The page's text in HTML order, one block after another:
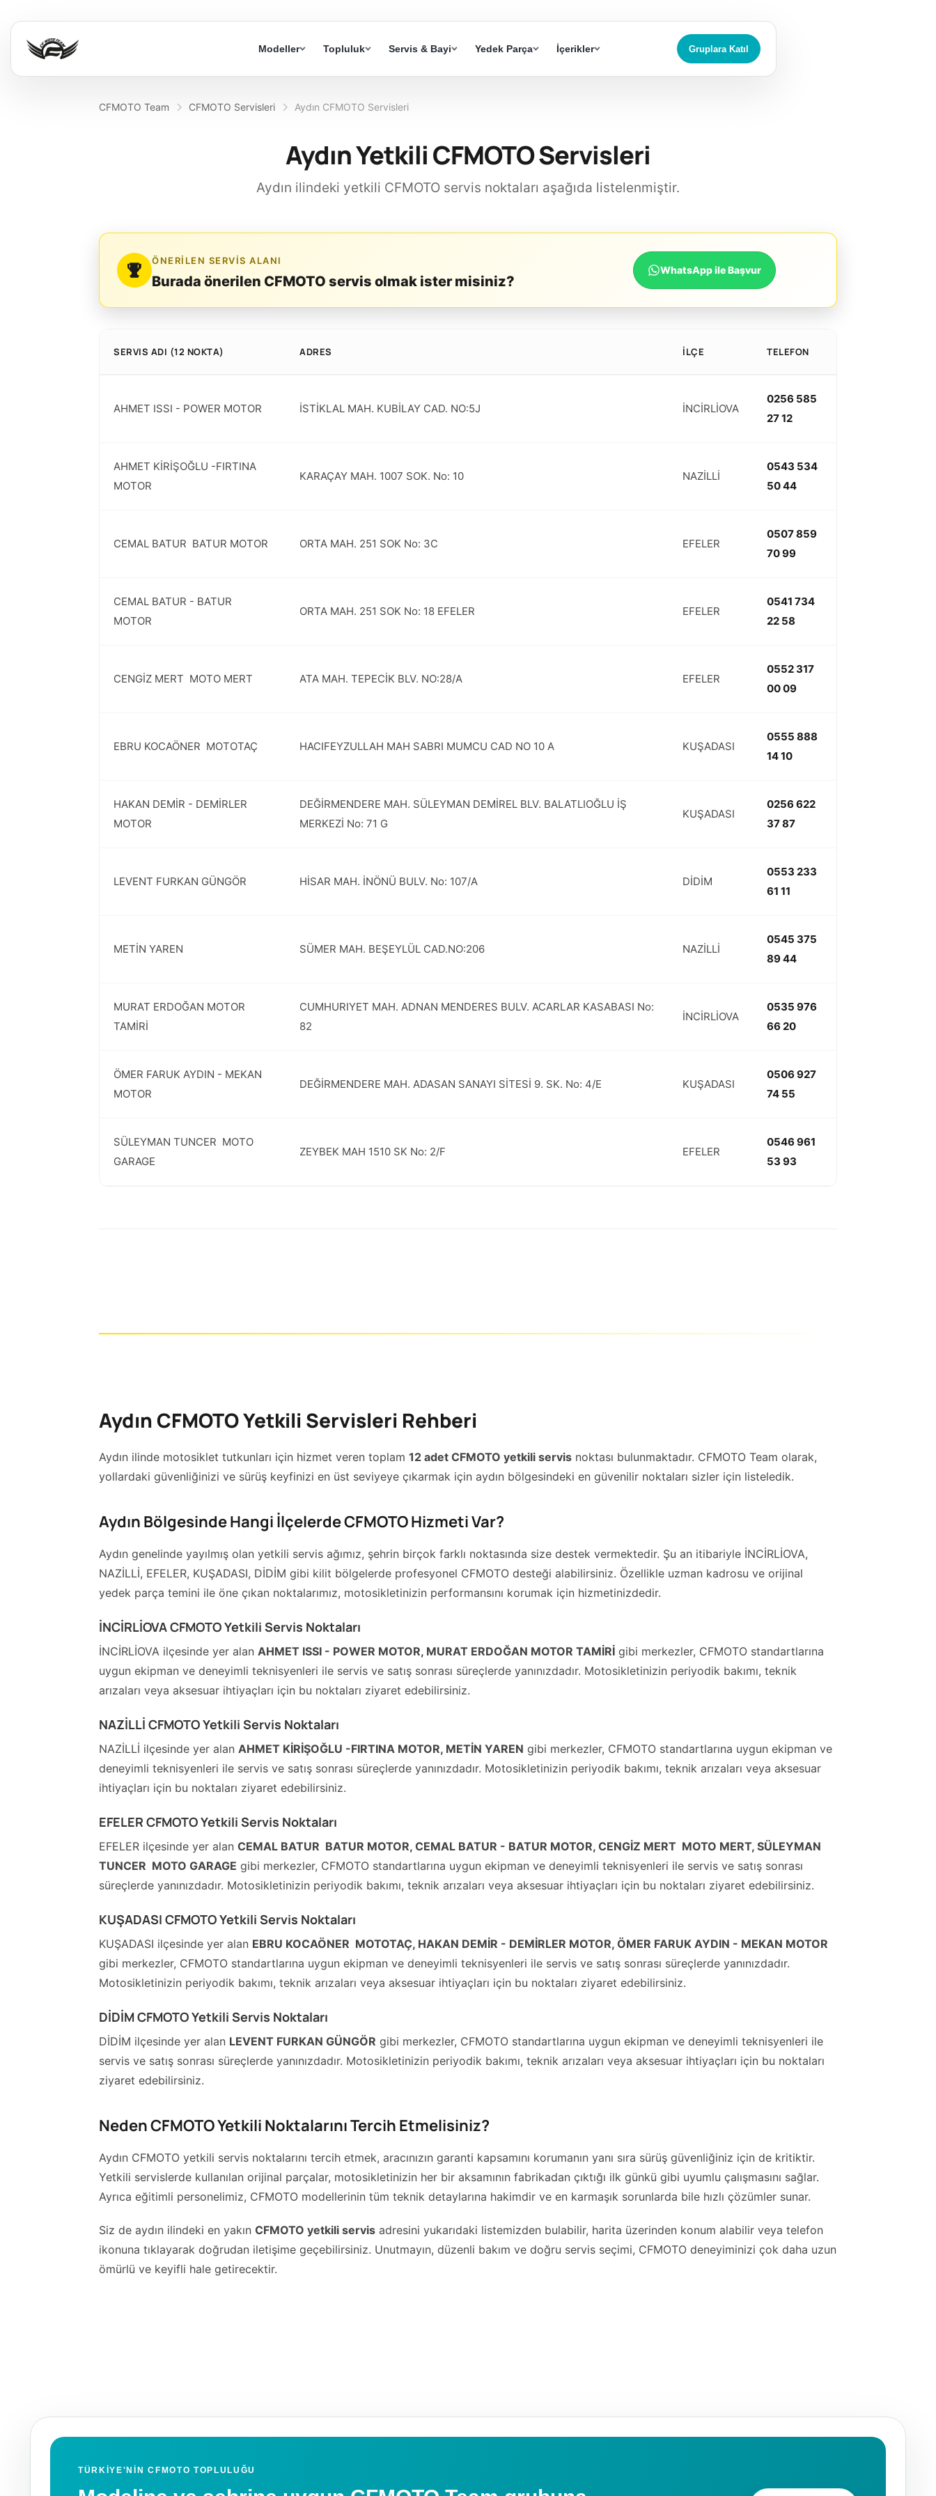
Modeller Topluluk Servis & Bayi Yedek Parça İçerikler Gruplara Katıl
CFMOTO Team CFMOTO Servisleri Aydın CFMOTO Servisleri
Aydın Yetkili CFMOTO Servisleri
Aydın ilindeki yetkili CFMOTO servis noktaları aşağıda listelenmiştir.
ÖNERILEN SERVIS ALANI
Burada önerilen CFMOTO servis olmak ister misiniz?
WhatsApp ile Başvur
SERVIS ADI (12 NOKTA) ADRES İLÇE TELEFON
AHMET ISSI - POWER MOTOR İSTİKLAL MAH. KUBİLAY CAD. NO:5J İNCİRLİOVA
0256 585
27 12
AHMET KİRİŞOĞLU -FIRTINA
MOTOR
KARAÇAY MAH. 1007 SOK. No: 10 NAZİLLİ
0543 534
50 44
CEMAL BATUR  BATUR MOTOR ORTA MAH. 251 SOK No: 3C EFELER
0507 859
70 99
CEMAL BATUR - BATUR
MOTOR
ORTA MAH. 251 SOK No: 18 EFELER EFELER
0541 734
22 58
CENGİZ MERT  MOTO MERT ATA MAH. TEPECİK BLV. NO:28/A EFELER
0552 317
00 09
EBRU KOCAÖNER  MOTOTAÇ HACIFEYZULLAH MAH SABRI MUMCU CAD NO 10 A KUŞADASI
0555 888
14 10
HAKAN DEMİR - DEMİRLER
MOTOR
DEĞİRMENDERE MAH. SÜLEYMAN DEMİREL BLV. BALATLIOĞLU İŞ
MERKEZİ No: 71 G
KUŞADASI
0256 622
37 87
LEVENT FURKAN GÜNGÖR HİSAR MAH. İNÖNÜ BULV. No: 107/A DİDİM
0553 233
61 11
METİN YAREN SÜMER MAH. BEŞEYLÜL CAD.NO:206 NAZİLLİ
0545 375
89 44
MURAT ERDOĞAN MOTOR
TAMİRİ
CUMHURIYET MAH. ADNAN MENDERES BULV. ACARLAR KASABASI No:
82
İNCİRLİOVA
0535 976
66 20
ÖMER FARUK AYDIN - MEKAN
MOTOR
DEĞİRMENDERE MAH. ADASAN SANAYI SİTESİ 9. SK. No: 4/E KUŞADASI
0506 927
74 55
SÜLEYMAN TUNCER  MOTO
GARAGE
ZEYBEK MAH 1510 SK No: 2/F EFELER
0546 961
53 93
Aydın CFMOTO Yetkili Servisleri Rehberi
Aydın ilinde motosiklet tutkunları için hizmet veren toplam 12 adet CFMOTO yetkili servis noktası bulunmaktadır. CFMOTO Team olarak,
yollardaki güvenliğinizi ve sürüş keyfinizi en üst seviyeye çıkarmak için aydın bölgesindeki en güvenilir noktaları sizler için listeledik.
Aydın Bölgesinde Hangi İlçelerde CFMOTO Hizmeti Var?
Aydın genelinde yayılmış olan yetkili servis ağımız, şehrin birçok farklı noktasında size destek vermektedir. Şu an itibariyle İNCİRLİOVA,
NAZİLLİ, EFELER, KUŞADASI, DİDİM gibi kilit bölgelerde profesyonel CFMOTO desteği alabilirsiniz. Özellikle uzman kadrosu ve orijinal
yedek parça temini ile öne çıkan noktalarımız, motosikletinizin performansını korumak için hizmetinizdedir.
İNCİRLİOVA CFMOTO Yetkili Servis Noktaları
İNCİRLİOVA ilçesinde yer alan AHMET ISSI - POWER MOTOR, MURAT ERDOĞAN MOTOR TAMİRİ gibi merkezler, CFMOTO standartlarına
uygun ekipman ve deneyimli teknisyenleri ile servis ve satış sonrası süreçlerde yanınızdadır. Motosikletinizin periyodik bakımı, teknik
arızaları veya aksesuar ihtiyaçları için bu noktaları ziyaret edebilirsiniz.
NAZİLLİ CFMOTO Yetkili Servis Noktaları
NAZİLLİ ilçesinde yer alan AHMET KİRİŞOĞLU -FIRTINA MOTOR, METİN YAREN gibi merkezler, CFMOTO standartlarına uygun ekipman ve
deneyimli teknisyenleri ile servis ve satış sonrası süreçlerde yanınızdadır. Motosikletinizin periyodik bakımı, teknik arızaları veya aksesuar
ihtiyaçları için bu noktaları ziyaret edebilirsiniz.
EFELER CFMOTO Yetkili Servis Noktaları
EFELER ilçesinde yer alan CEMAL BATUR  BATUR MOTOR, CEMAL BATUR - BATUR MOTOR, CENGİZ MERT  MOTO MERT, SÜLEYMAN
TUNCER  MOTO GARAGE gibi merkezler, CFMOTO standartlarına uygun ekipman ve deneyimli teknisyenleri ile servis ve satış sonrası
süreçlerde yanınızdadır. Motosikletinizin periyodik bakımı, teknik arızaları veya aksesuar ihtiyaçları için bu noktaları ziyaret edebilirsiniz.
KUŞADASI CFMOTO Yetkili Servis Noktaları
KUŞADASI ilçesinde yer alan EBRU KOCAÖNER  MOTOTAÇ, HAKAN DEMİR - DEMİRLER MOTOR, ÖMER FARUK AYDIN - MEKAN MOTOR
gibi merkezler, CFMOTO standartlarına uygun ekipman ve deneyimli teknisyenleri ile servis ve satış sonrası süreçlerde yanınızdadır.
Motosikletinizin periyodik bakımı, teknik arızaları veya aksesuar ihtiyaçları için bu noktaları ziyaret edebilirsiniz.
DİDİM CFMOTO Yetkili Servis Noktaları
DİDİM ilçesinde yer alan LEVENT FURKAN GÜNGÖR gibi merkezler, CFMOTO standartlarına uygun ekipman ve deneyimli teknisyenleri ile
servis ve satış sonrası süreçlerde yanınızdadır. Motosikletinizin periyodik bakımı, teknik arızaları veya aksesuar ihtiyaçları için bu noktaları
ziyaret edebilirsiniz.
Neden CFMOTO Yetkili Noktalarını Tercih Etmelisiniz?
Aydın CFMOTO yetkili servis noktalarını tercih etmek, aracınızın garanti kapsamını korumanın yanı sıra sürüş güvenliğiniz için de kritiktir.
Yetkili servislerde kullanılan orijinal parçalar, motosikletinizin her bir aksamının fabrikadan çıktığı ilk günkü gibi uyumlu çalışmasını sağlar.
Ayrıca eğitimli personelimiz, CFMOTO modellerinin tüm teknik detaylarına hakimdir ve en karmaşık sorunlarda bile hızlı çözümler sunar.
Siz de aydın ilindeki en yakın CFMOTO yetkili servis adresini yukarıdaki listemizden bulabilir, harita üzerinden konum alabilir veya telefon
ikonuna tıklayarak doğrudan iletişime geçebilirsiniz. Unutmayın, düzenli bakım ve doğru servis seçimi, CFMOTO deneyiminizi çok daha uzun
ömürlü ve keyifli hale getirecektir.
TÜRKIYE'NIN CFMOTO TOPLULUĞU